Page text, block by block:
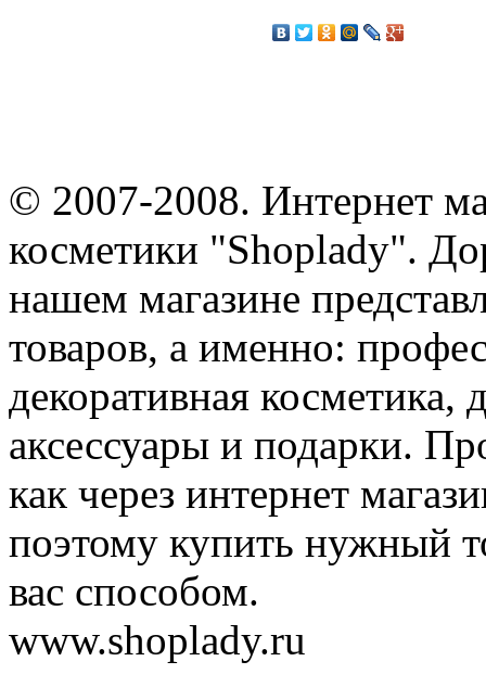
© 2007-2008. Интернет
косметики "Shoplady".
нашем магазине
товаров, а именно:
декоративная косметика,
аксессуары и подарки.
как через интернет
поэтому купить нужный
вас способом.
www.shoplady.ru